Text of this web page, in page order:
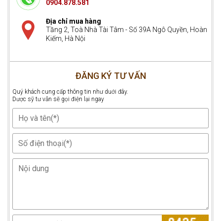
0904.878.581
Địa chỉ mua hàng
Tầng 2, Toà Nhà Tài Tâm - Số 39A Ngô Quyền, Hoàn
Kiếm, Hà Nội
ĐĂNG KÝ TƯ VẤN
Quý khách cung cấp thông tin như duới đây.
Dược sỹ tư vẫn sẽ gọi điện lại ngay